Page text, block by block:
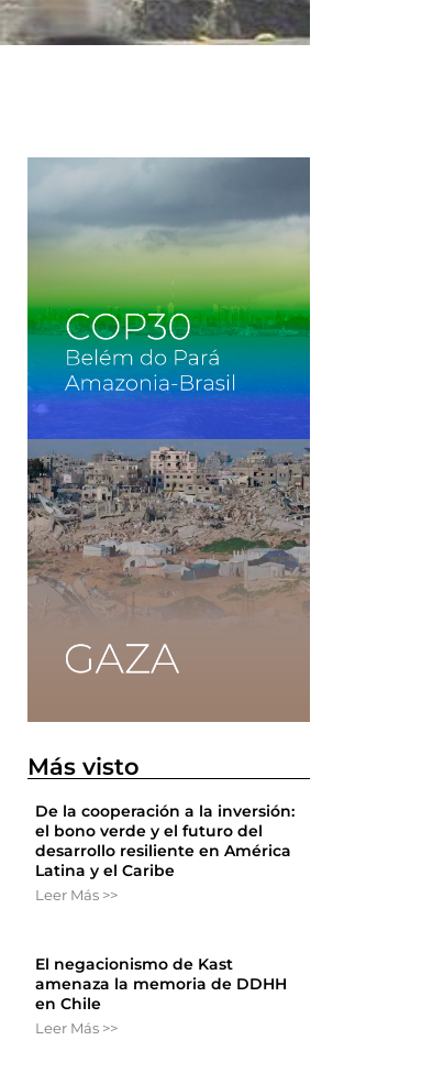
Más visto
De la cooperación a la inversión:
el bono verde y el futuro del
desarrollo resiliente en América
Latina y el Caribe
Leer Más >>
El negacionismo de Kast
amenaza la memoria de DDHH
en Chile
Leer Más >>